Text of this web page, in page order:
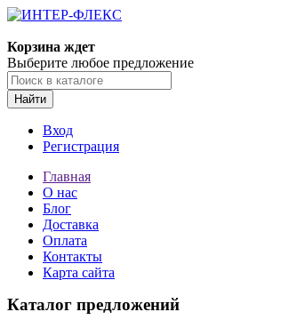
Корзина ждет
Выберите любое предложение
Найти
Вход
Регистрация
Главная
О нас
Блог
Доставка
Оплата
Контакты
Карта сайта
Каталог предложений